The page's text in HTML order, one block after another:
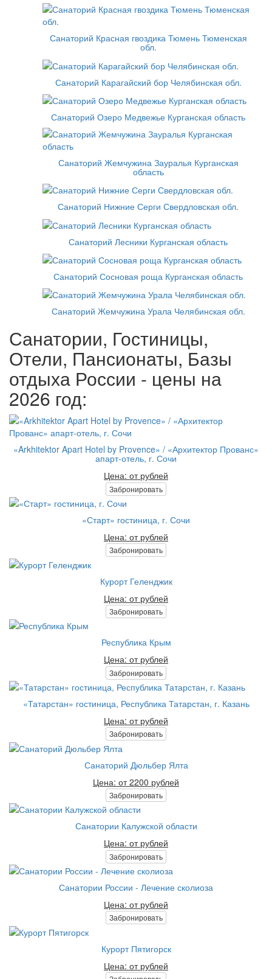
Санаторий Красная гвоздика Тюмень Тюменская
обл.
Санаторий Карагайский бор Челябинская обл.
Санаторий Озеро Медвежье Курганская область
Санаторий Жемчужина Зауралья Курганская
область
Санаторий Нижние Серги Свердловская обл.
Санаторий Лесники Курганская область
Санаторий Сосновая роща Курганская область
Санаторий Жемчужина Урала Челябинская обл.
Санатории, Гостиницы,
Отели, Пансионаты, Базы
отдыха России - цены на
2026 год:
«Arkhitektor Apart Hotel by Provence» / «Архитектор Прованс»
апарт-отель, г. Сочи
Цена: от рублей
Забронировать
«Старт» гостиница, г. Сочи
Цена: от рублей
Забронировать
Курорт Геленджик
Цена: от рублей
Забронировать
Республика Крым
Цена: от рублей
Забронировать
«Татарстан» гостиница, Республика Татарстан, г. Казань
Цена: от рублей
Забронировать
Санаторий Дюльбер Ялта
Цена: от 2200 рублей
Забронировать
Санатории Калужской области
Цена: от рублей
Забронировать
Санатории России - Лечение сколиоза
Цена: от рублей
Забронировать
Курорт Пятигорск
Цена: от рублей